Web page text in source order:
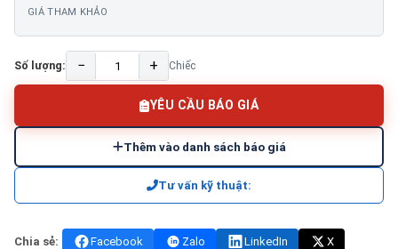
GIÁ THAM KHẢO
Số lượng: − + Chiếc
YÊU CẦU BÁO GIÁ
Thêm vào danh sách báo giá
Tư vấn kỹ thuật:
Chia sẻ: Facebook Zalo LinkedIn
X